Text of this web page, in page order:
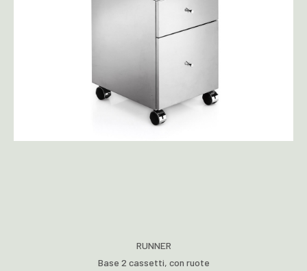
RUNNER
Base 2 cassetti, con ruote